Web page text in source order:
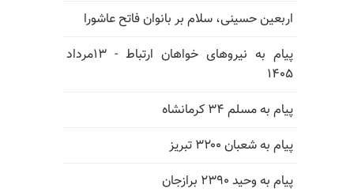
اربعین حسینی، سلام بر بانوان فاتح عاشورا
پیام به نیروهای خواهان ارتباط - ۱۳مرداد
۱۴۰۵
پیام به مسلم ۳۴ کرمانشاه
پیام به شعبان ۳۲۰۰ تبریز
پیام به وحید ۲۳۹۰ برازجان